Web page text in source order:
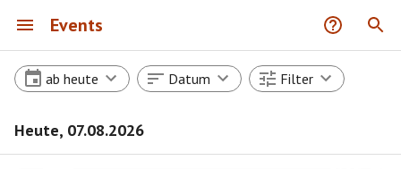
Events
ab heute Datum Filter
Heute, 07.08.2026